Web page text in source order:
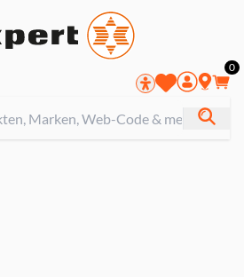
0